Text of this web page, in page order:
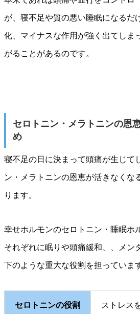
が、寝不足や質の悪い睡眠になるだ
化、マイナスな作用が強く出てしま
がることがあるのです。
セロトニン・メラトニンの恩
め
寝不足の日に決まって頭痛が生じて
ン・メラトニンの恩恵が活きなくな
ります。
幸せホルモンのセロトニン・睡眠ホ
それぞれに眠りや頭痛緩和、、メン
下のような重大な役割を担っていま
セロトニンの役割 ストレス